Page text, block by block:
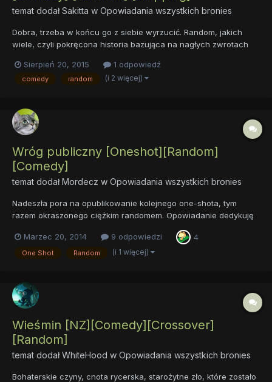
temat dodałSakitta w Opowiadania wszystkich bronies
Dobra, trzeba w końcu go z siebie wyrzucić. Random, jakich
wiele, czyli pokręcona historia bazująca na nagłych zwrotach
Sierpień 20, 2015
1 odpowiedź
comedy random (i 2 więcej)
Wróg publiczny [Oneshot][Random]
[Comedy]
temat dodałMordecz w Opowiadania wszystkich bronies
Nadeszła pora na opublikowanie kolejnego one-shota, tym
razem okraszonego ciężkim randomem. Opowiadanie dedykuję
Tajmu. Dla niewiedzących - Absurd Tajm był krótką serią
filmików parodiujących odcinki czwartego sezonu. Chcąc
Marzec 20, 2014 9 odpowiedzi 4
One Shot Random (i 1 więcej)
Wieśmin [NZ][Comedy][Crossover]
[Random]
temat dodałWhiteHood w Opowiadania wszystkich bronies
Bohaterskie czyny, cnota rycerska, starożytne zło, które zostało